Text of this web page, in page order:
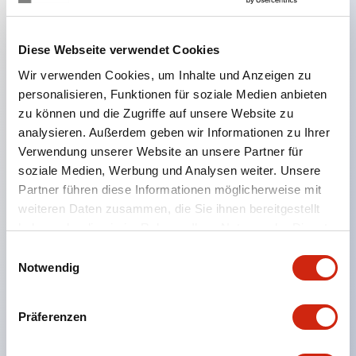
Diese Webseite verwendet Cookies
Wir verwenden Cookies, um Inhalte und Anzeigen zu
personalisieren, Funktionen für soziale Medien anbieten
zu können und die Zugriffe auf unsere Website zu
analysieren. Außerdem geben wir Informationen zu Ihrer
Verwendung unserer Website an unsere Partner für
soziale Medien, Werbung und Analysen weiter. Unsere
Partner führen diese Informationen möglicherweise mit
weiteren Daten zusammen, die Sie ihnen bereitgestellt
haben oder die sie im Rahmen Ihrer Nutzung der Dienste
Notwendig
Präferenzen
Hauptmerkmale
Der CS-Kammschalter ist ein vielseitiger Bedien- und
Schaltmechanismus, der sich gut für das Ein- und
Ausschalten sowie Umschalten von Geräten eignet.
72 Standard-Schaltkreise verfügbar
Verschiedene Kontaktkonfigurationen möglich
durch Kombination aus 6 Bauformen und Anzahl
der Kontaktblöcke.
Vielfältige Varianten verfügbar, darunter mit
Handhebelbedienung und Schlüsselschalter.